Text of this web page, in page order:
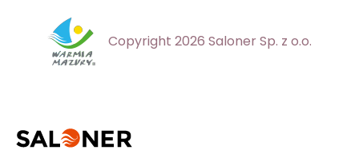
Copyright 2026 Saloner Sp. z o.o.